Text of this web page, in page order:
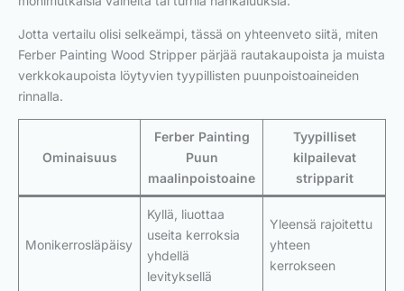
Jotta vertailu olisi selkeämpi, tässä on yhteenveto siitä, miten
Ferber Painting Wood Stripper pärjää rautakaupoista ja muista
verkkokaupoista löytyvien tyypillisten puunpoistoaineiden
rinnalla.
Ominaisuus
Ferber Painting
Puun
maalinpoistoaine
Tyypilliset
kilpailevat
stripparit
Monikerrosläpäisy
Kyllä, liuottaa
useita kerroksia
yhdellä
levityksellä
Yleensä rajoitettu
yhteen
kerrokseen